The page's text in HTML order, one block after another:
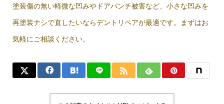
塗装傷の無い軽微な凹みやドアパンチ被害など、小さな凹みを
再塗装ナシで直したいならデントリペアが最適です。まずはお
気軽にご相談ください。